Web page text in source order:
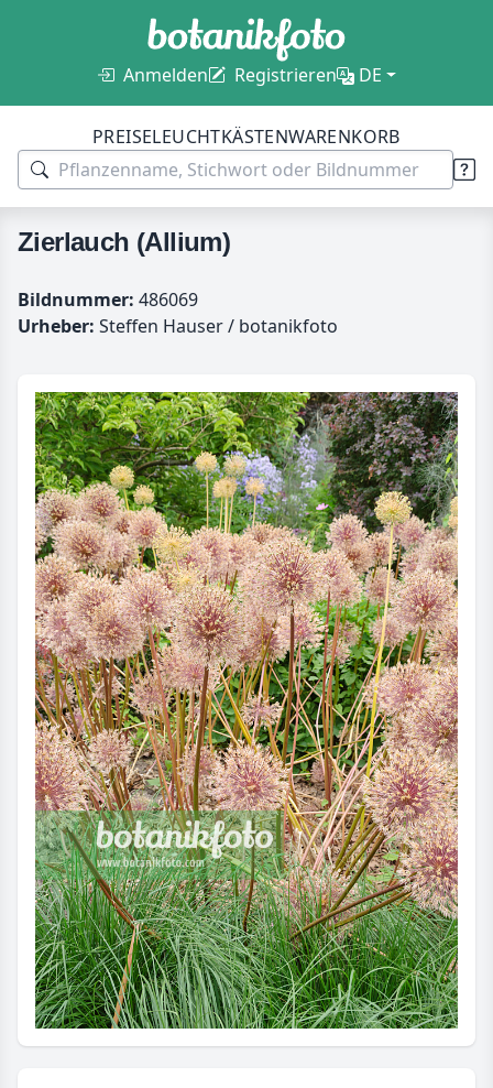
Anmelden Registrieren DE
PREISELEUCHTKÄSTENWARENKORB
Zierlauch (Allium)
Bildnummer: 486069
Urheber: Steffen Hauser / botanikfoto